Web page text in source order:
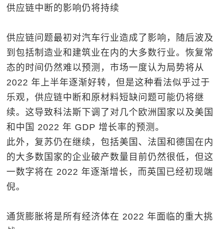
供应链中断的影响仍将持续
供应链问题最初对汽车行业造成了影响，随后波及
到包括制造业和建筑业在内的大多数行业。恢复常
态的时间仍然难以预测，市场一度认为局势将从
2022 年上半年逐渐好转，但是这种看法似乎过于
乐观，供应链中断和原材料短缺问题可能仍将继
续。这导致科法斯下调了对几个欧洲国家以及美国
和中国 2022 年 GDP 增长率的预测。
此外，复苏仍在继续，包括美国、法国和德国在内
的大多数国家的企业破产数量目前仍然很低，但这
一数字将在 2022 年逐渐增长，而英国已经初现端
倪。
通货膨胀将是所有经济体在 2022年面临的重大挑